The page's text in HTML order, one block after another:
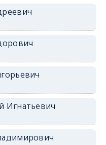
Игнатьевич